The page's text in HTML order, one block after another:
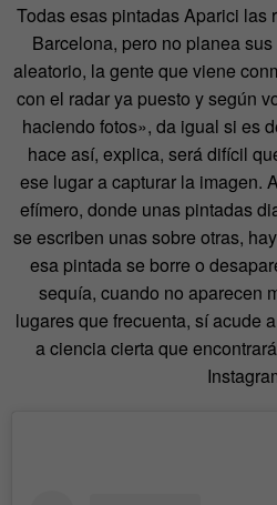
Todas esas pintadas Aparici las
Barcelona, pero no planea
aleatorio, la gente que viene
con el radar ya puesto y según
haciendo fotos», da igual si es
hace así, explica, será difícil
ese lugar a capturar la imagen.
efímero, donde unas pintadas
se escriben unas sobre otras,
esa pintada se borre o
sequía, cuando no aparecen
lugares que frecuenta, sí acude
a ciencia cierta que